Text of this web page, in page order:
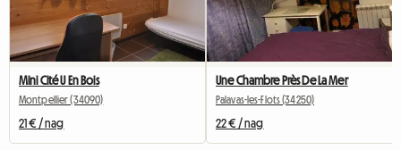
Mini Cité U En Bois
Montpellier (34090)
21 € / nag
Une Chambre Près De La Mer
Palavas-les-Flots (34250)
22 € / nag